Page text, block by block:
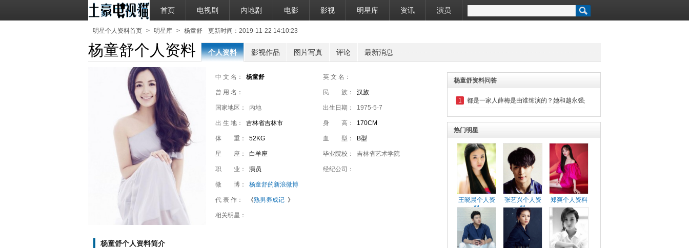
首页 电视剧 内地剧 电影 影视 明星库 资讯 演员
明星个人资料首页 > 明星库 > 杨童舒 更新时间：2019-11-22 14:10:23
杨童舒个人资料 个人资料 影视作品 图片写真 评论 最新消息
中 文 名： 杨童舒 英 文 名：
曾 用 名： 民 族： 汉族
国家地区： 内地 出生日期： 1975-5-7
出 生 地： 吉林省吉林市 身 高： 170CM
体 重： 52KG 血 型： B型
星 座： 白羊座 毕业院校： 吉林省艺术学院
职 业： 演员 经纪公司：
微 博： 杨童舒的新浪微博
代 表 作： 《熟男养成记 》
相关明星：
杨童舒个人资料简介
杨童舒资料问答
1 都是一家人薛梅是由谁饰演的？她和越永强是什么关系？
热门明星
王晓晨个人资
料
张艺兴个人资
料
郑爽个人资料